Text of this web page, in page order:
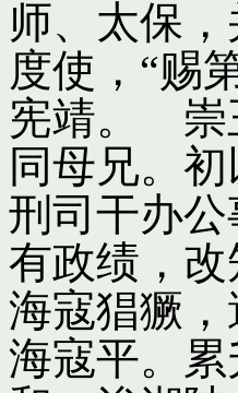
师、太保
度使，“赐
宪靖。 崇
同母兄。
刑司干办
有政绩，
海寇猖獗
海寇平。